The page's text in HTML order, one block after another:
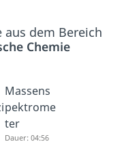
dem Bereich
Chemie
Massens
pektrome
ter
Dauer: 04:56